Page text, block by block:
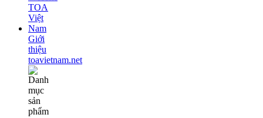
Giới
thiệu
toavietnam.net